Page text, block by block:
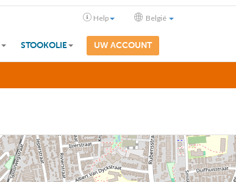
Help België
STOOKOLIE UW ACCOUNT